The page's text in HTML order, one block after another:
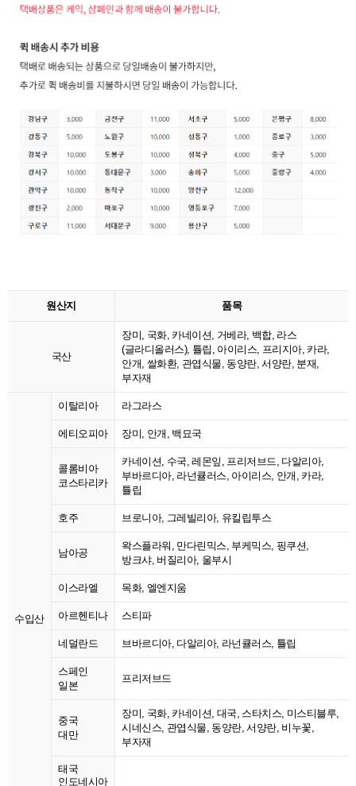
원산지 품목
국산
장미, 국화, 카네이션, 거베라, 백합, 라스
(글라디올러스), 튤립, 아이리스, 프리지아, 카라,
안개, 쌀화환, 관엽식물, 동양란, 서양란, 분재,
부자재
수입산
이탈리아 라그라스
에티오피아 장미, 안개, 백묘국
콜롬비아
코스타리카
카네이션, 수국, 레몬잎, 프리저브드, 다알리아,
부바르디아, 라넌큘러스, 아이리스, 안개, 카라,
튤립
호주 브로니아, 그레빌리아, 유킬립투스
남아공
왁스플라워, 만다린믹스, 부케믹스, 핑쿠션,
방크샤, 버질리아, 울부시
이스라엘 목화, 엘엔지움
아르헨티나 스티파
네덜란드 브바르디아, 다알리아, 라넌큘러스, 튤립
스페인
일본
프리저브드
중국
대만
장미, 국화, 카네이션, 대국, 스타치스, 미스티블루,
시네신스, 관엽식물, 동양란, 서양란, 비누꽃,
부자재
태국
인도네시아